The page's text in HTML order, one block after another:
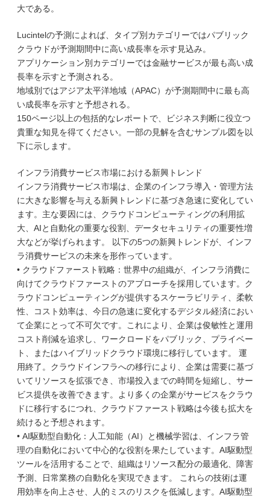
大である。
Lucintelの予測によれば、タイプ別カテゴリーではパブリック
クラウドが予測期間中に高い成長率を示す見込み。
アプリケーション別カテゴリーでは金融サービスが最も高い成
長率を示すと予測される。
地域別ではアジア太平洋地域（APAC）が予測期間中に最も高
い成長率を示すと予想される。
150ページ以上の包括的なレポートで、ビジネス判断に役立つ
貴重な知見を得てください。一部の見解を含むサンプル図を以
下に示します。
インフラ消費サービス市場における新興トレンド
インフラ消費サービス市場は、企業のインフラ導入・管理方法
に大きな影響を与える新興トレンドに基づき急速に変化してい
ます。主な要因には、クラウドコンピューティングの利用拡
大、AIと自動化の重要な役割、データセキュリティの重要性増
大などが挙げられます。 以下の5つの新興トレンドが、インフ
ラ消費サービスの未来を形作っています。
• クラウドファースト戦略：世界中の組織が、インフラ消費に
向けてクラウドファーストのアプローチを採用しています。ク
ラウドコンピューティングが提供するスケーラビリティ、柔軟
性、コスト効率は、今日の急速に変化するデジタル経済におい
て企業にとって不可欠です。これにより、企業は俊敏性と運用
コスト削減を追求し、ワークロードをパブリック、プライベー
ト、またはハイブリッドクラウド環境に移行しています。 運
用終了。クラウドインフラへの移行により、企業は需要に基づ
いてリソースを拡張でき、市場投入までの時間を短縮し、サー
ビス提供を改善できます。より多くの企業がサービスをクラウ
ドに移行するにつれ、クラウドファースト戦略は今後も拡大を
続けると予想されます。
• AI駆動型自動化：人工知能（AI）と機械学習は、インフラ管
理の自動化において中心的な役割を果たしています。AI駆動型
ツールを活用することで、組織はリソース配分の最適化、障害
予測、日常業務の自動化を実現できます。 これらの技術は運
用効率を向上させ、人的ミスのリスクを低減します。AI駆動型